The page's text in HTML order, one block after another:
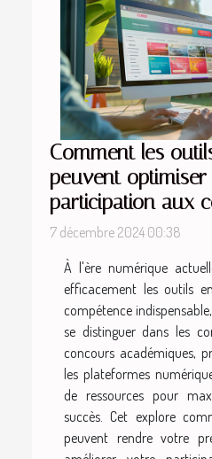
Comment les
peuvent
participation aux
7 décembre 2024 00:38
À l'ère numérique
efficacement les outils
compétence
se distinguer dans les
concours académiques,
les plateformes
de ressources pour
succès. Cet explore
peuvent rendre votre